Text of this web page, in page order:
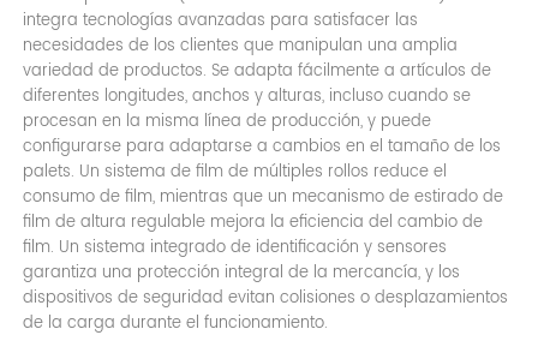
integra tecnologías avanzadas para satisfacer las
necesidades de los clientes que manipulan una amplia
variedad de productos. Se adapta fácilmente a artículos de
diferentes longitudes, anchos y alturas, incluso cuando se
procesan en la misma línea de producción, y puede
configurarse para adaptarse a cambios en el tamaño de los
palets. Un sistema de film de múltiples rollos reduce el
consumo de film, mientras que un mecanismo de estirado de
film de altura regulable mejora la eficiencia del cambio de
film. Un sistema integrado de identificación y sensores
garantiza una protección integral de la mercancía, y los
dispositivos de seguridad evitan colisiones o desplazamientos
de la carga durante el funcionamiento.